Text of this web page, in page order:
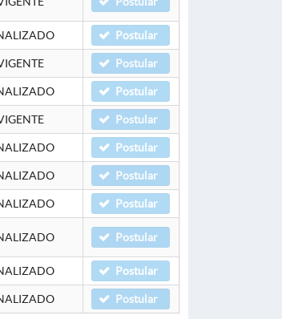
Postular
Postular
Postular
Postular
Postular
Postular
Postular
Postular
Postular
Postular